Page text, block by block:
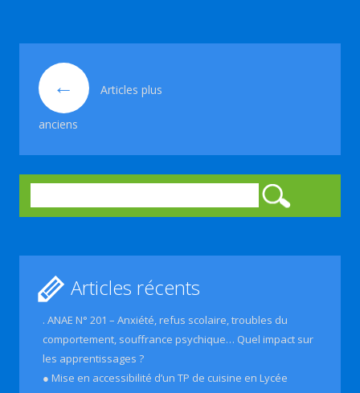
Navigation des articles
← Articles plus
anciens
Articles récents
. ANAE N° 201 – Anxiété, refus scolaire, troubles du
comportement, souffrance psychique… Quel impact sur
les apprentissages ?
● Mise en accessibilité d’un TP de cuisine en Lycée